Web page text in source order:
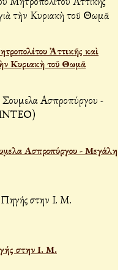
Ἀττικῆς καὶ
Κυριακὴ τοῦ Θωμᾶ
Ασπροπύργου - Μεγάλη
στην Ι. Μ.